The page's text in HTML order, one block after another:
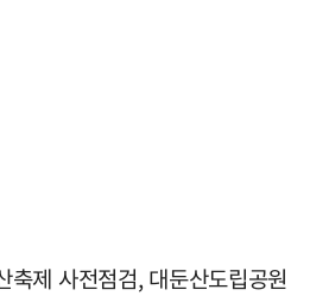
제 사전점검, 대둔산도립공원